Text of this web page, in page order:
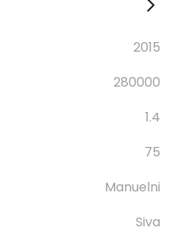
2015
280000
1.4
75
Manuelni
Siva